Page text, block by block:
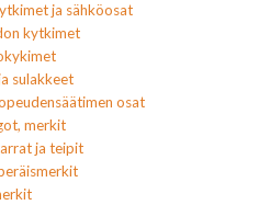
ja sähköosat
kytkimet
sulakkeet
osat
merkit
ja teipit